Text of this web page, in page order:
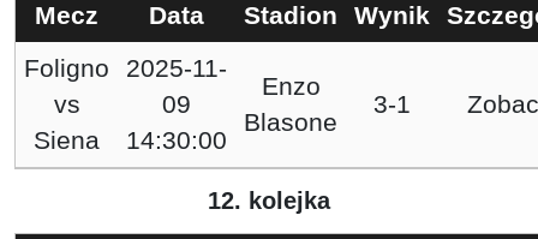
Mecz Data Stadion Wynik
Foligno
vs
Siena
2025-11-
09
14:30:00
Enzo
Blasone
3-1
12. kolejka